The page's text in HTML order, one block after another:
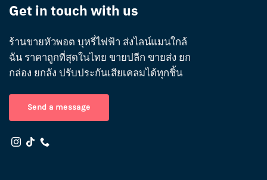
Get in touch with us
ร้านขายหัวพอต บุหรี่ไฟฟ้า ส่งไลน์แมนใกล้
ฉัน ราคาถูกที่สุดในไทย ขายปลีก ขายส่ง ยก
กล่อง ยกลัง ปรับประกันเสียเคลมได้ทุกชิ้น
Send a message